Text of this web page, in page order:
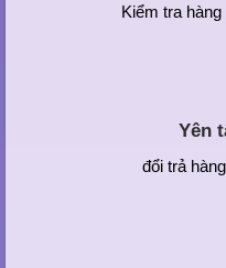
Kiểm tra
Yên
đổi trả